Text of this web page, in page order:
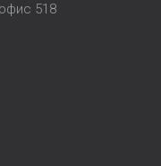
518